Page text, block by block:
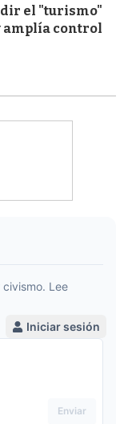
el "turismo"
amplía control